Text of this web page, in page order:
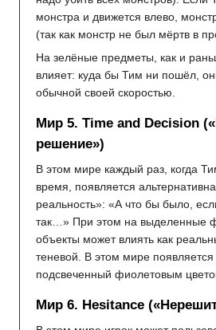
монстра и движется влево,
(так как монстр не был мёртв в
На зелёные предметы, как и
влияет: куда бы Тим ни пошёл,
обычной своей скоростью.
Мир 5. Time and Decision
решение»)
В этом мире каждый раз, когда
время, появляется
реальность»: «А что бы было,
так…» При этом на выделенные
объекты может влиять как
теневой. В этом мире появляется
подсвеченный фиолетовым
Мир 6. Hesitance